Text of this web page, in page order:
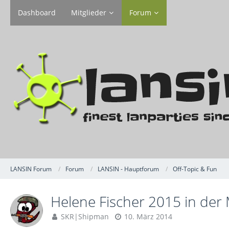
Dashboard Mitglieder Forum
LANSIN Forum Forum LANSIN - Hauptforum Off-Topic & Fun
Helene Fischer 2015 in der
SKR|Shipman 10. März 2014